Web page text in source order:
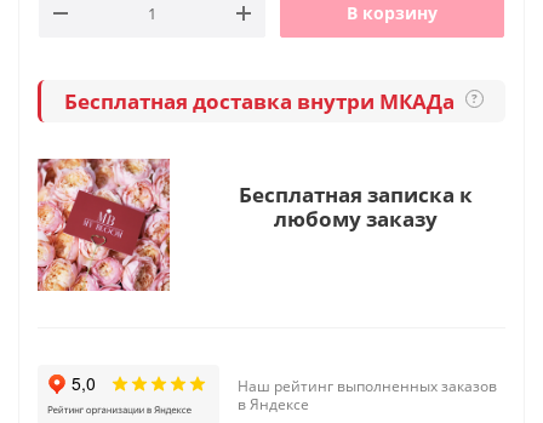
В корзину
Бесплатная доставка внутри МКАДа ?
Бесплатная записка к
любому заказу
Наш рейтинг выполненных заказов
в Яндексе